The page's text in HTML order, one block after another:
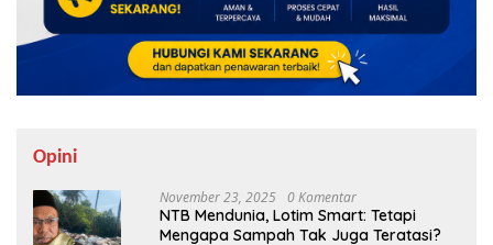
Opini
November 23, 2025 0 Komentar
NTB Mendunia, Lotim Smart: Tetapi
Mengapa Sampah Tak Juga Teratasi?